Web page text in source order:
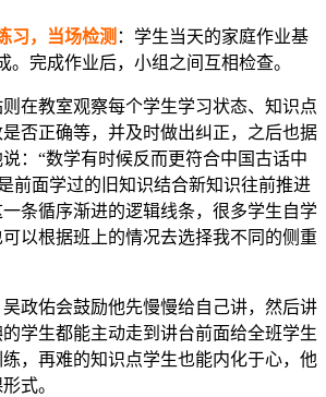
习，当场检测 ：学生当天的家庭作业基
。完成作业后，小组之间互相检查。
在教室观察每个学生学习状态、知识点
否正确等，并及时做出纠正，之后也据
：“数学有时候反而更符合中国古话中
前面学过的旧知识结合新知识往前推进
条循序渐进的逻辑线条，很多学生自学
以根据班上的情况去选择我不同的侧重
政佑会鼓励他先慢慢给自己讲，然后讲
学生都能主动走到讲台前面给全班学生
，再难的知识点学生也能内化于心，他
式。